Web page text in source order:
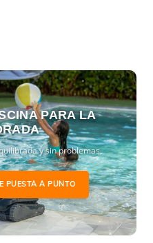
PARA LA
y sin problemas.
PUESTA A PUNTO